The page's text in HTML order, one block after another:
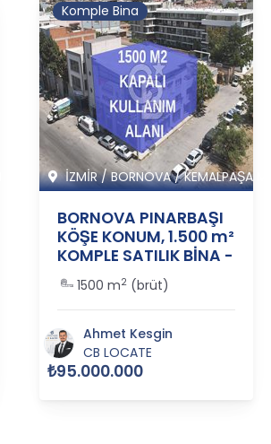
Komple Bina
İZMİR/BORNOVA/KEMALPAŞA M
BORNOVA PINARBAŞI
KÖŞE KONUM, 1.500 m²
KOMPLE SATILIK BİNA -
364281
1500 m2(brüt)
Ahmet Kesgin
CB LOCATE
₺95.000.000